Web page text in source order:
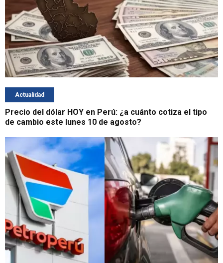
Actualidad
Precio del dólar HOY en Perú: ¿a cuánto cotiza el tipo
de cambio este lunes 10 de agosto?